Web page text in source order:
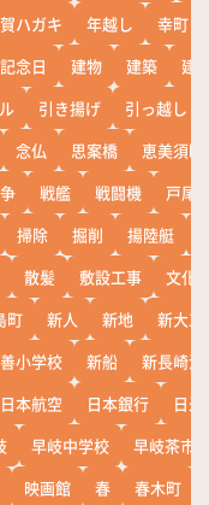
ハガキ 年越し
幸町
念日 建物 建築
建
引き揚げ
引っ越し
念仏 思案橋
恵美須町
戦艦 戦闘機
戸尾
掃除 掘削 揚陸艇
散髪 敷設工事
文化
町 新人 新地
新大工
小学校 新船
新長崎漁
日本航空 日本銀行
日
早岐中学校
早岐茶市
映画館 春 春木町